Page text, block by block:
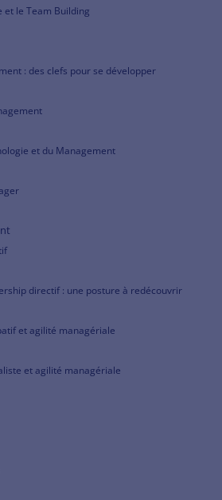
et le Team Building
: des clefs pour se développer
et du Management
directif : une posture à redécouvrir
et agilité managériale
et agilité managériale